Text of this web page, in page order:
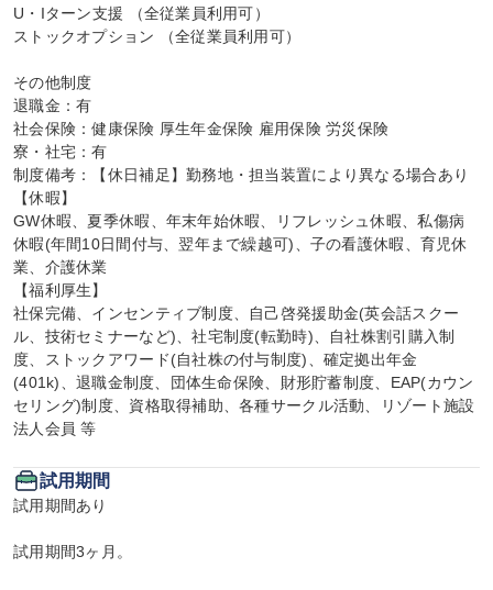
U・Iターン支援 （全従業員利用可）
ストックオプション （全従業員利用可）
その他制度
退職金：有
社会保険：健康保険 厚生年金保険 雇用保険 労災保険
寮・社宅：有
制度備考：【休日補足】勤務地・担当装置により異なる場合あり
【休暇】
GW休暇、夏季休暇、年末年始休暇、リフレッシュ休暇、私傷病
休暇(年間10日間付与、翌年まで繰越可)、子の看護休暇、育児休
業、介護休業
【福利厚生】
社保完備、インセンティブ制度、自己啓発援助金(英会話スクー
ル、技術セミナーなど)、社宅制度(転勤時)、自社株割引購入制
度、ストックアワード(自社株の付与制度)、確定拠出年金
(401k)、退職金制度、団体生命保険、財形貯蓄制度、EAP(カウン
セリング)制度、資格取得補助、各種サークル活動、リゾート施設
法人会員 等
試用期間
試用期間あり
試用期間3ヶ月。